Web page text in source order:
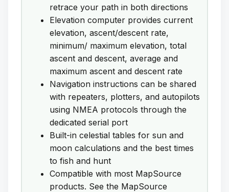
retrace your path in both directions
Elevation computer provides current
elevation, ascent/descent rate,
minimum/ maximum elevation, total
ascent and descent, average and
maximum ascent and descent rate
Navigation instructions can be shared
with repeaters, plotters, and autopilots
using NMEA protocols through the
dedicated serial port
Built-in celestial tables for sun and
moon calculations and the best times
to fish and hunt
Compatible with most MapSource
products. See the MapSource